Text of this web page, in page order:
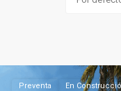
Preventa En